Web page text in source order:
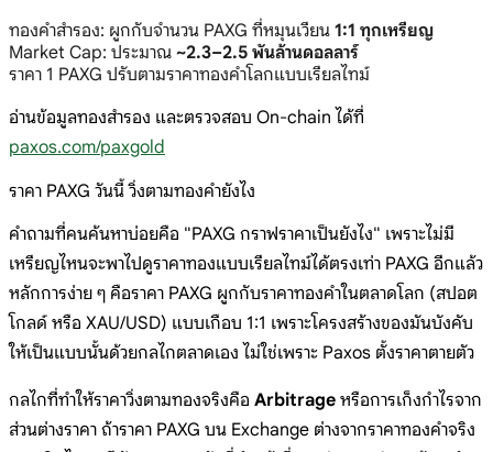
ทองคำสำรอง: ผูกกับจำนวน PAXG ที่หมุนเวียน 1:1 ทุกเหรียญ
Market Cap: ประมาณ ~2.3–2.5 พันล้านดอลลาร์
ราคา 1 PAXG ปรับตามราคาทองคำโลกแบบเรียลไทม์
อ่านข้อมูลทองสำรอง และตรวจสอบ On-chain ได้ที่
paxos.com/paxgold
ราคา PAXG วันนี้ วิ่งตามทองคำยังไง
คำถามที่คนค้นหาบ่อยคือ "PAXG กราฟราคาเป็นยังไง" เพราะไม่มี
เหรียญไหนจะพาไปดูราคาทองแบบเรียลไทม์ได้ตรงเท่า PAXG อีกแล้ว
หลักการง่าย ๆ คือราคา PAXG ผูกกับราคาทองคำในตลาดโลก (สปอต
โกลด์ หรือ XAU/USD) แบบเกือบ 1:1 เพราะโครงสร้างของมันบังคับ
ให้เป็นแบบนั้นด้วยกลไกตลาดเอง ไม่ใช่เพราะ Paxos ตั้งราคาตายตัว
กลไกที่ทำให้ราคาวิ่งตามทองจริงคือ Arbitrage หรือการเก็งกำไรจาก
ส่วนต่างราคา ถ้าราคา PAXG บน Exchange ต่างจากราคาทองคำจริง